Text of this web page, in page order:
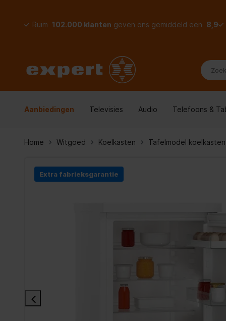
Ruim 102.000 klanten geven ons gemiddeld een 8,9
Aanbiedingen Televisies Audio Telefoons &
Home Witgoed Koelkasten Tafelmodel koelkasten
Extra fabrieksgarantie